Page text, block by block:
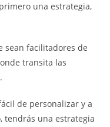
una estrategia,
sean facilitadores de
transita las
de personalizar y a
tendrás una estrategia